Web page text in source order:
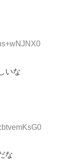
いな
な